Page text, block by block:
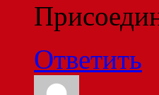
Ответить